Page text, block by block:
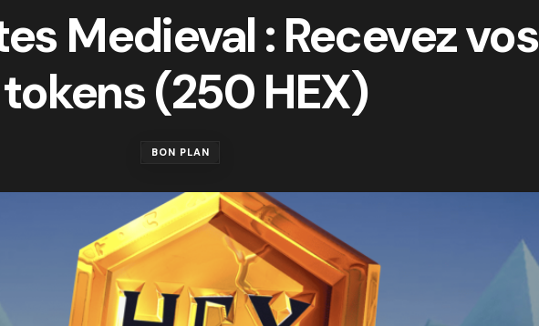
Medieval : Recevez vos
tokens (250 HEX)
BON PLAN